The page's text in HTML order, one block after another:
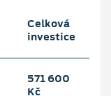
Celková
investice
571 600
Kč